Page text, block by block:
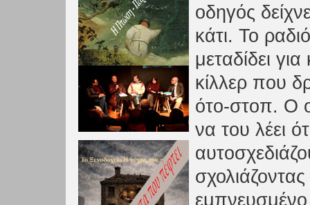
οδηγός
κάτι. Το
μεταδίδει
κίλλερ που
ότο-στοπ. Ο
να του λέει